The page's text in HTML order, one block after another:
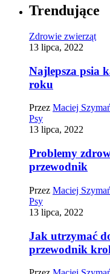
Trendujące
Zdrowie zwierząt
13 lipca, 2022
Najlepsza psia
roku
Przez Maciej
Psy
13 lipca, 2022
Problemy
przewodnik
Przez Maciej
Psy
13 lipca, 2022
Jak utrzymać
przewodnik